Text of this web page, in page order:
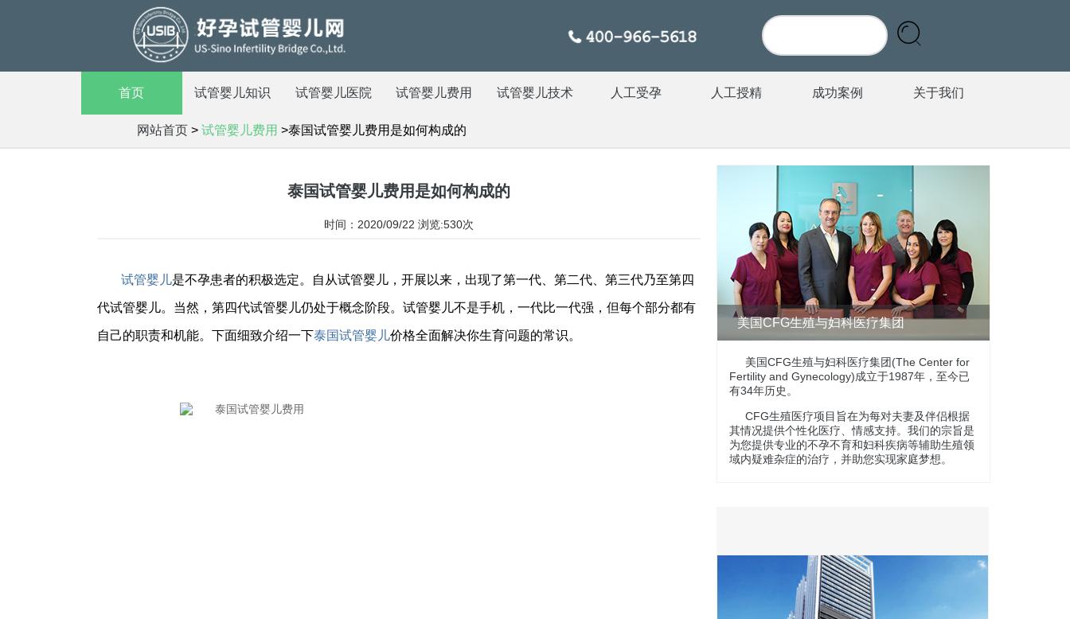
首页 试管婴儿知识 试管婴儿医院 试管婴儿费用 试管婴儿技术 人工受孕 人工授精 成功案例 关于我们
网站首页 > 试管婴儿费用 >泰国试管婴儿费用是如何构成的
泰国试管婴儿费用是如何构成的
时间：2020/09/22 浏览:530次
试管婴儿是不孕患者的积极选定。自从试管婴儿，开展以来，出现了第一代、第二代、第三代乃至第四
代试管婴儿。当然，第四代试管婴儿仍处于概念阶段。试管婴儿不是手机，一代比一代强，但每个部分都有
自己的职责和机能。下面细致介绍一下泰国试管婴儿价格全面解决你生育问题的常识。
美国CFG生殖与妇科医疗集团
美国CFG生殖与妇科医疗集团(The Center for
Fertility and Gynecology)成立于1987年，至今已
有34年历史。
CFG生殖医疗项目旨在为每对夫妻及伴侣根据
其情况提供个性化医疗、情感支持。我们的宗旨是
为您提供专业的不孕不育和妇科疾病等辅助生殖领
域内疑难杂症的治疗，并助您实现家庭梦想。